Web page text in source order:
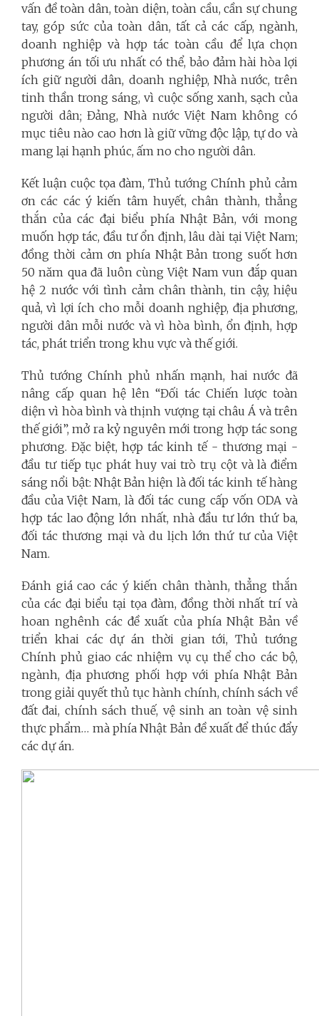
vấn đề toàn dân, toàn diện, toàn cầu, cần sự chung
tay, góp sức của toàn dân, tất cả các cấp, ngành,
doanh nghiệp và hợp tác toàn cầu để lựa chọn
phương án tối ưu nhất có thể, bảo đảm hài hòa lợi
ích giữ người dân, doanh nghiệp, Nhà nước, trên
tinh thần trong sáng, vì cuộc sống xanh, sạch của
người dân; Đảng, Nhà nước Việt Nam không có
mục tiêu nào cao hơn là giữ vững độc lập, tự do và
mang lại hạnh phúc, ấm no cho người dân.
Kết luận cuộc tọa đàm, Thủ tướng Chính phủ cảm
ơn các các ý kiến tâm huyết, chân thành, thẳng
thắn của các đại biểu phía Nhật Bản, với mong
muốn hợp tác, đầu tư ổn định, lâu dài tại Việt Nam;
đồng thời cảm ơn phía Nhật Bản trong suốt hơn
50 năm qua đã luôn cùng Việt Nam vun đắp quan
hệ 2 nước với tình cảm chân thành, tin cậy, hiệu
quả, vì lợi ích cho mỗi doanh nghiệp, địa phương,
người dân mỗi nước và vì hòa bình, ổn định, hợp
tác, phát triển trong khu vực và thế giới.
Thủ tướng Chính phủ nhấn mạnh, hai nước đã
nâng cấp quan hệ lên “Đối tác Chiến lược toàn
diện vì hòa bình và thịnh vượng tại châu Á và trên
thế giới”, mở ra kỷ nguyên mới trong hợp tác song
phương. Đặc biệt, hợp tác kinh tế - thương mại -
đầu tư tiếp tục phát huy vai trò trụ cột và là điểm
sáng nổi bật: Nhật Bản hiện là đối tác kinh tế hàng
đầu của Việt Nam, là đối tác cung cấp vốn ODA và
hợp tác lao động lớn nhất, nhà đầu tư lớn thứ ba,
đối tác thương mại và du lịch lớn thứ tư của Việt
Nam.
Đánh giá cao các ý kiến chân thành, thẳng thắn
của các đại biểu tại tọa đàm, đồng thời nhất trí và
hoan nghênh các đề xuất của phía Nhật Bản về
triển khai các dự án thời gian tới, Thủ tướng
Chính phủ giao các nhiệm vụ cụ thể cho các bộ,
ngành, địa phương phối hợp với phía Nhật Bản
trong giải quyết thủ tục hành chính, chính sách về
đất đai, chính sách thuế, vệ sinh an toàn vệ sinh
thực phẩm… mà phía Nhật Bản đề xuất để thúc đẩy
các dự án.